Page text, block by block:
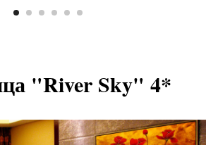
"River Sky" 4*